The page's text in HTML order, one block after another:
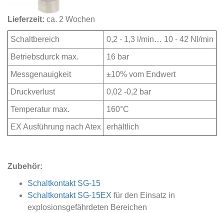
Lieferzeit: ca. 2 Wochen
Schaltbereich 0,2 - 1,3 l/min… 10 - 42 Nl/min
Betriebsdurck max. 16 bar
Messgenauigkeit ±10% vom Endwert
Druckverlust 0,02 -0,2 bar
Temperatur max. 160°C
EX Ausführung nach Atex erhältlich
Zubehör:
Schaltkontakt SG-15
Schaltkontakt SG-15EX für den Einsatz in
explosionsgefährdeten Bereichen